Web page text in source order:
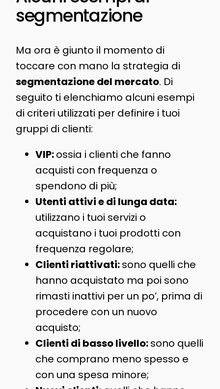
segmentazione
Ma ora è giunto il momento di
toccare con mano la strategia di
segmentazione del mercato. Di
seguito ti elenchiamo alcuni esempi
di criteri utilizzati per definire i tuoi
gruppi di clienti:
VIP:ossia i clienti che fanno
acquisti con frequenza o
spendono di più;
Utenti attivi e di lunga data:
utilizzano i tuoi servizi o
acquistano i tuoi prodotti con
frequenza regolare;
Clienti riattivati:sono quelli che
hanno acquistato ma poi sono
rimasti inattivi per un po’, prima di
procedere con un nuovo
acquisto;
Clienti di basso livello:sono quelli
che comprano meno spesso e
con una spesa minore;